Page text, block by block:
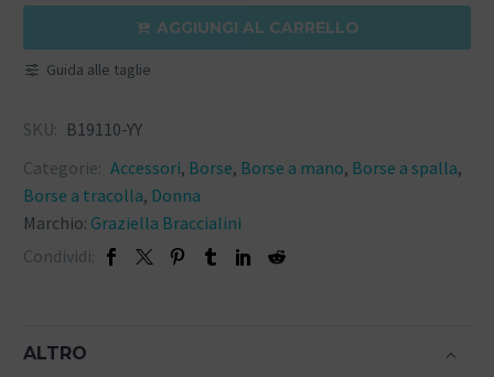
 AGGIUNGI AL CARRELLO
Guida alle taglie
SKU: B19110-YY
Categorie: Accessori, Borse, Borse a mano, Borse a spalla,
Borse a tracolla, Donna
Marchio: Graziella Braccialini
Condividi:
ALTRO